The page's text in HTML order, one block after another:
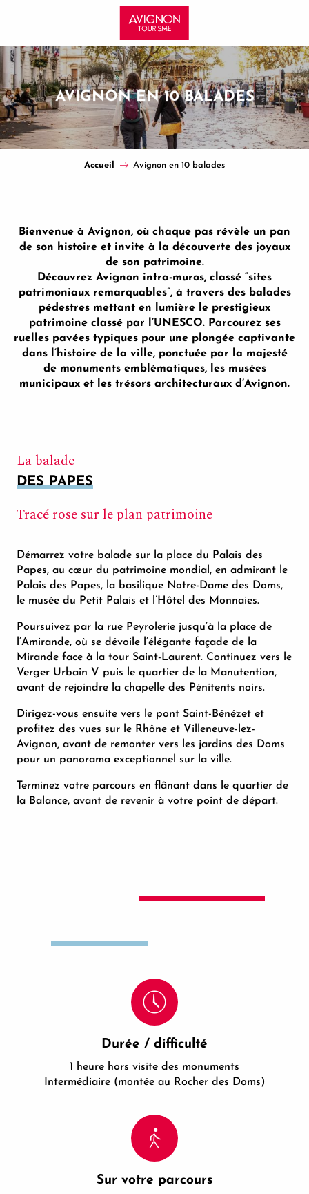
principal
AVIGNON EN 10 BALADES
Accueil Avignon en 10 balades
Bienvenue à Avignon, où chaque pas révèle un pan
de son histoire et invite à la découverte des joyaux
de son patrimoine.
Découvrez Avignon intra-muros, classé “sites
patrimoniaux remarquables”, à travers des balades
pédestres mettant en lumière le prestigieux
patrimoine classé par l’UNESCO. Parcourez ses
ruelles pavées typiques pour une plongée captivante
dans l’histoire de la ville, ponctuée par la majesté
de monuments emblématiques, les musées
municipaux et les trésors architecturaux d’Avignon.
La balade
DES PAPES
Tracé rose sur le plan patrimoine
Démarrez votre balade sur la place du Palais des
Papes, au cœur du patrimoine mondial, en admirant le
Palais des Papes, la basilique Notre-Dame des Doms,
le musée du Petit Palais et l’Hôtel des Monnaies.
Poursuivez par la rue Peyrolerie jusqu’à la place de
l’Amirande, où se dévoile l’élégante façade de la
Mirande face à la tour Saint-Laurent. Continuez vers le
Verger Urbain V puis le quartier de la Manutention,
avant de rejoindre la chapelle des Pénitents noirs.
Dirigez-vous ensuite vers le pont Saint-Bénézet et
profitez des vues sur le Rhône et Villeneuve-lez-
Avignon, avant de remonter vers les jardins des Doms
pour un panorama exceptionnel sur la ville.
Terminez votre parcours en flânant dans le quartier de
la Balance, avant de revenir à votre point de départ.
Durée / difficulté
1 heure hors visite des monuments
Intermédiaire (montée au Rocher des Doms)
Sur votre parcours